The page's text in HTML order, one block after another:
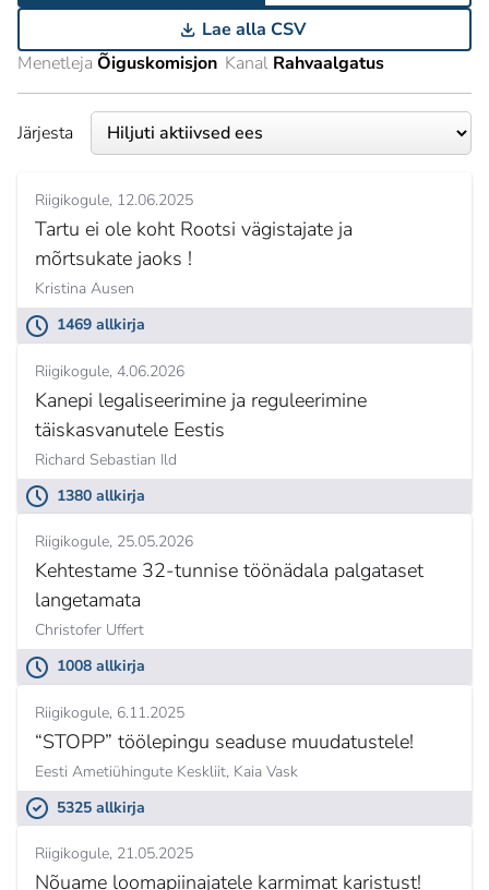
Lae alla CSV
Menetleja Õiguskomisjon Kanal Rahvaalgatus
Järjesta
Riigikogule 12.06.2025
Tartu ei ole koht Rootsi vägistajate ja
mõrtsukate jaoks !
Kristina Ausen
1469 allkirja
Riigikogule 4.06.2026
Kanepi legaliseerimine ja reguleerimine
täiskasvanutele Eestis
Richard Sebastian Ild
1380 allkirja
Riigikogule 25.05.2026
Kehtestame 32-tunnise töönädala palgataset
langetamata
Christofer Uffert
1008 allkirja
Riigikogule 6.11.2025
“STOPP” töölepingu seaduse muudatustele!
Eesti Ametiühingute Keskliit, Kaia Vask
5325 allkirja
Riigikogule 21.05.2025
Nõuame loomapiinajatele karmimat karistust!